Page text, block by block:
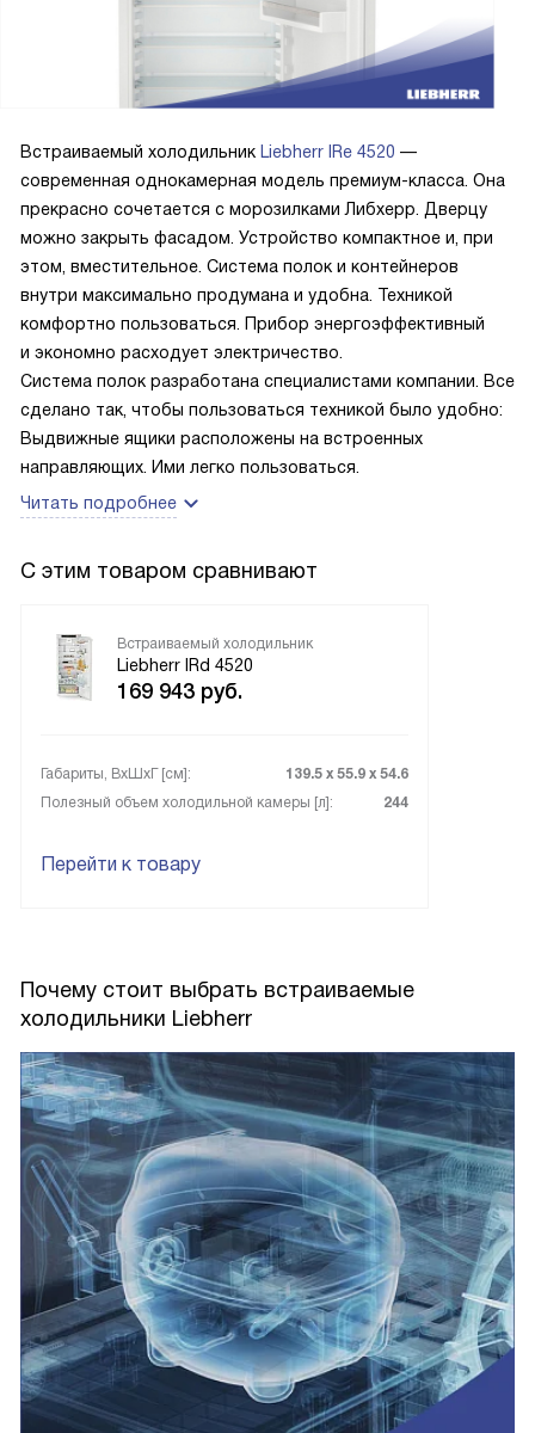
Встраиваемый холодильник Liebherr IRe 4520 —
современная однокамерная модель премиум-класса. Она
прекрасно сочетается с морозилками Либхерр. Дверцу
можно закрыть фасадом. Устройство компактное и, при
этом, вместительное. Система полок и контейнеров
внутри максимально продумана и удобна. Техникой
комфортно пользоваться. Прибор энергоэффективный
и экономно расходует электричество.
Система полок разработана специалистами компании. Все
сделано так, чтобы пользоваться техникой было удобно:
Выдвижные ящики расположены на встроенных
направляющих. Ими легко пользоваться.
Читать подробнее
С этим товаром сравнивают
Встраиваемый холодильник
Liebherr IRd 4520
169 943 руб.
Габариты, ВxШxГ [см]:
139.5 х 55.9 х 54.6
Полезный объем холодильной камеры [л]:
244
Перейти к товару
Почему стоит выбрать встраиваемые
холодильники Liebherr